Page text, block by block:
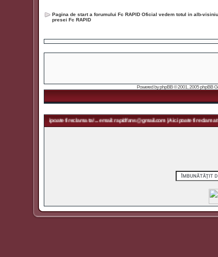
Pagina de start a forumului Fc RAPID Oficial vedem totul in alb-
presei Fc RAPID
Powered byphpBB© 2001, 2005 phpBB
| Aici poate fi reclama ta! ... email: rapidfans@gmail.com | Aici poate fi reclama ta! ... email: